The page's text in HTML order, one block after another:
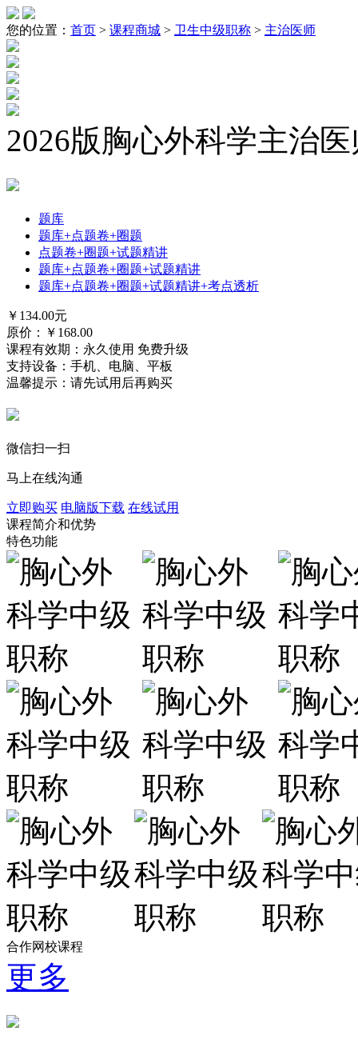
您的位置： 首页 > 课程商城 > 卫生中级职称 > 主治医师
2026版胸心外科学主治
题库
题库+点题卷+圈题
点题卷+圈题+试题精讲
题库+点题卷+圈题+试题精讲
题库+点题卷+圈题+试题精讲+考点透析
￥ 134.00元
原价：￥ 168.00
课程有效期：永久使用 免费升级
支持设备：手机、电脑、平板
温馨提示：请先试用后再购买
微信扫一扫
马上在线沟通
立即购买 电脑版下载 在线试用
课程简介和优势
特色功能
合作网校课程
更多